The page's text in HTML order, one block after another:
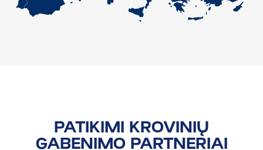
PATIKIMI KROVINIŲ
GABENIMO PARTNERIAI